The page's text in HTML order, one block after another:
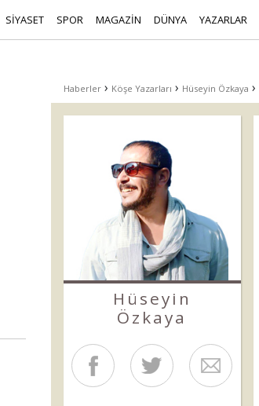
SİYASET SPOR MAGAZİN DÜNYA YAZARLAR
Haberler› Köşe Yazarları › Hüseyin Özkaya ›
Hüseyin
Özkaya